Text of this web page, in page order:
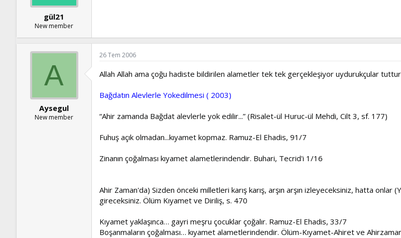
gül21
New member
A
Aysegul
New member
26 Tem 2006
Allah Allah ama çoğu hadiste bildirilen alametler tek tek gerçekleşiyor uydurukçular
Bağdatın Alevlerle Yokedilmesi ( 2003)
“Ahir zamanda Bağdat alevlerle yok edilir...” (Risalet-ül Huruc-ül Mehdi, Cilt 3, sf. 177)
Fuhuş açık olmadan...kıyamet kopmaz. Ramuz-El Ehadis, 91/7
Zinanın çoğalması kıyamet alametlerindendir. Buhari, Tecrid'i 1/16
Ahir Zaman'da) Sizden önceki milletleri karış karış, arşın arşın izleyeceksiniz, hatta
gireceksiniz. Ölüm Kıyamet ve Diriliş, s. 470
Kıyamet yaklaşınca… gayri meşru çocuklar çoğalır. Ramuz-El Ehadis, 33/7
Boşanmaların çoğalması… kıyamet alametlerindendir. Ölüm-Kıyamet-Ahiret ve